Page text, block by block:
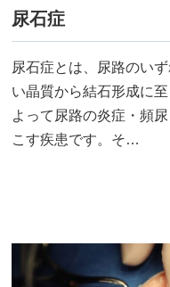
尿石症
尿石症とは、尿路のい
い晶質から結石形成に
よって尿路の炎症・頻
こす疾患です。そ…